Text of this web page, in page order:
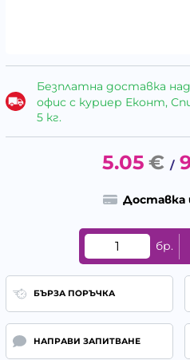
Безплатна доставка над
офис с куриер Еконт,
5 кг.
5.05 € /
Доставка
бр.
БЪРЗА ПОРЪЧКА
НАПРАВИ ЗАПИТВАНЕ